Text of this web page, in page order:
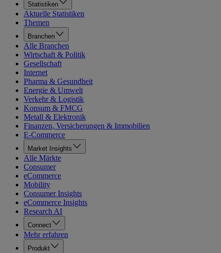
Statistiken
Aktuelle Statistiken
Themen
Branchen
Alle Branchen
Wirtschaft & Politik
Gesellschaft
Internet
Pharma & Gesundheit
Energie & Umwelt
Verkehr & Logistik
Konsum & FMCG
Metall & Elektronik
Finanzen, Versicherungen & Immobilien
E-Commerce
Market Insights
Alle Märkte
Consumer
eCommerce
Mobility
Consumer Insights
eCommerce Insights
Research AI
Connect
Mehr erfahren
Produkt